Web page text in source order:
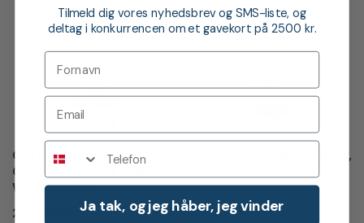
Gin Lane 1751 –
Cucumber, Mint and
Watermelon
219,00
Brentingby Black Edition,
39,00kr.
Tilmeld dig vores nyhedsbrev og SMS-liste, og
deltag i konkurrencen om et gavekort på 2500 kr.
Telefon
Ja tak, og jeg håber, jeg vinder